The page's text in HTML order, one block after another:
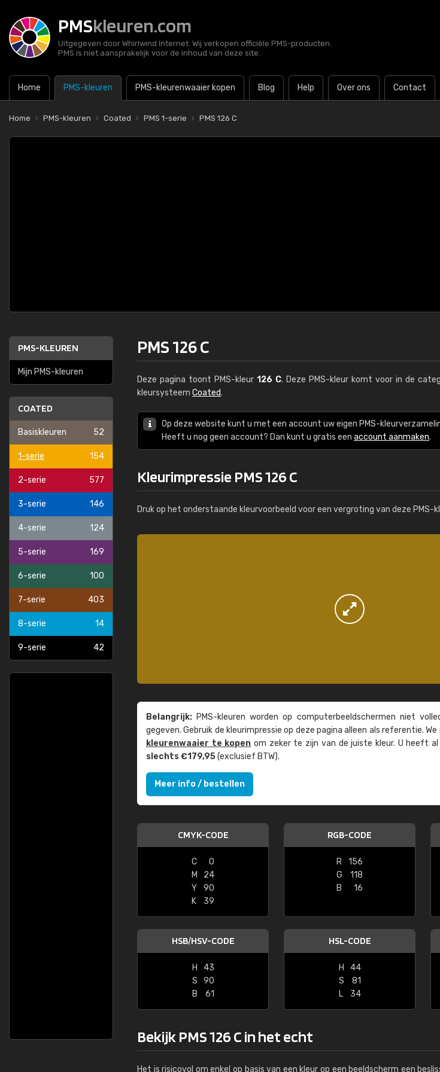
PMSkleuren.com
Uitgegeven door Whirlwind Internet. Wij verkopen officiële PMS-producten.
PMS is niet aansprakelijk voor de inhoud van deze site.
Home PMS-kleuren PMS-kleurenwaaier kopen Blog Help Over ons Contact
Home PMS-kleuren Coated PMS 1-serie PMS 126 C
PMS-KLEUREN
Mijn PMS-kleuren
COATED
Basiskleuren 52
1-serie 154
2-serie 577
3-serie 146
4-serie 124
5-serie 169
6-serie 100
7-serie 403
8-serie 14
9-serie 42
PMS 126 C
Deze pagina toont PMS-kleur 126 C. Deze PMS-kleur komt voor in de
kleursysteem Coated.
Op deze website kunt u met een account uw eigen PMS-
Heeft u nog geen account? Dan kunt u gratis een account aanmaken.
Kleurimpressie PMS 126 C
Druk op het onderstaande kleurvoorbeeld voor een vergroting van deze PMS-
Belangrijk: PMS-kleuren worden op computer­beeld­schermen niet
gegeven. Gebruik de kleur­impressie op deze pagina alleen als referentie. We
kleuren­waaier te kopen om zeker te zijn van de juiste kleur. U heeft al
slechts €179,95(exclusief BTW).
Meer info / bestellen
CMYK-CODE
C
0
M
24
Y
90
K
39
RGB-CODE
R
156
G
118
B
16
HSB/HSV-CODE
H
43
S
90
B
61
HSL-CODE
H
44
S
81
L
34
Bekijk PMS 126 C in het echt
Het is risicovol om enkel op basis van een kleur op een beeldscherm een
"Super